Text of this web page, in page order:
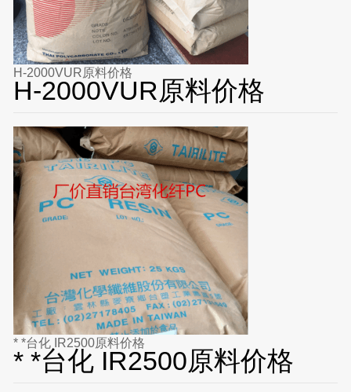
H-2000VUR原料价格
H-2000VUR原料价格
* *台化 IR2500原料价格
* *台化 IR2500原料价格